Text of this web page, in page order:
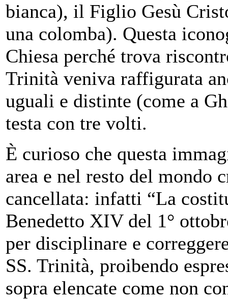
bianca), il Figlio Gesù
una colomba). Questa
Chiesa perché trova
Trinità veniva raffigurata
uguali e distinte (come a
testa con tre volti.
È curioso che questa
area e nel resto del mondo
cancellata: infatti “La
Benedetto XIV del 1°
per disciplinare e
SS. Trinità, proibendo
sopra elencate come non